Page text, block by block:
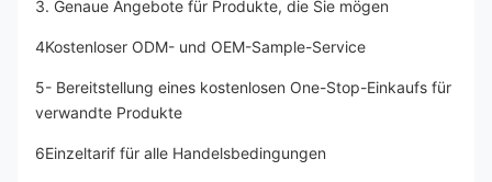
3. Genaue Angebote für Produkte, die Sie mögen
4Kostenloser ODM- und OEM-Sample-Service
5- Bereitstellung eines kostenlosen One-Stop-Einkaufs für
verwandte Produkte
6Einzeltarif für alle Handelsbedingungen